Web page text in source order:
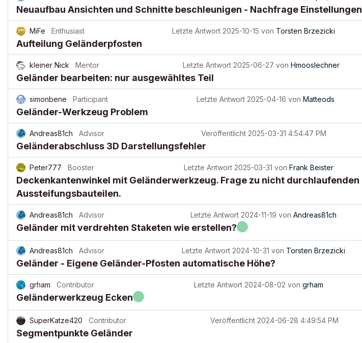
Neuaufbau Ansichten und Schnitte beschleunigen - Nachfrage Einstellungen
MiFe Enthusiast Letzte Antwort 2025-10-15 von Torsten Brzezicki
Aufteilung Geländerpfosten
kleiner Nick Mentor Letzte Antwort 2025-06-27 von Hmooslechner
Geländer bearbeiten: nur ausgewähltes Teil
simonbene Participant Letzte Antwort 2025-04-16 von Matteods
Geländer-Werkzeug Problem
Andreas81ch Advisor Veröffentlicht 2025-03-31 4:54:47 PM
Geländerabschluss 3D Darstellungsfehler
Peter777 Booster Letzte Antwort 2025-03-31 von Frank Beister
Deckenkantenwinkel mit Geländerwerkzeug. Frage zu nicht durchlaufenden
Aussteifungsbauteilen.
Andreas81ch Advisor Letzte Antwort 2024-11-19 von Andreas81ch
Geländer mit verdrehten Staketen wie erstellen?
Andreas81ch Advisor Letzte Antwort 2024-10-31 von Torsten Brzezicki
Geländer - Eigene Geländer-Pfosten automatische Höhe?
grham Contributor Letzte Antwort 2024-08-02 von grham
Geländerwerkzeug Ecken
SuperKatze420 Contributor Veröffentlicht 2024-06-28 4:49:54 PM
Segmentpunkte Geländer